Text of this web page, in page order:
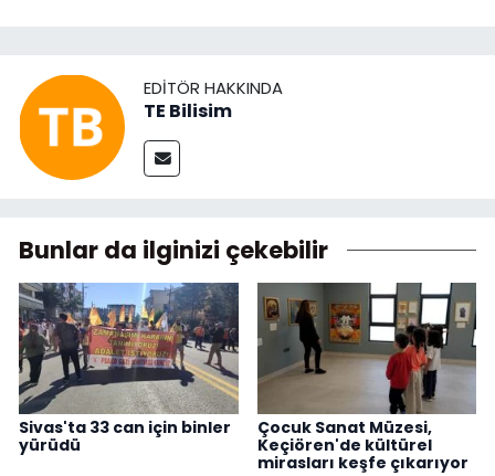
EDITÖR HAKKINDA
TE Bilisim
Bunlar da ilginizi çekebilir
Sivas'ta 33 can için binler
yürüdü
Çocuk Sanat Müzesi,
Keçiören'de kültürel
mirasları keşfe çıkarıyor